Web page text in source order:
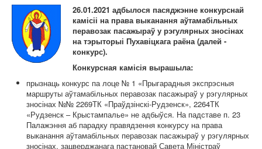
Карта сайта
26.01.2021 адбылося пасяджэнне конкурснай
камісіі на права выканання аўтамабільных
перавозак пасажыраў у рэгулярных зносінах
на тэрыторыі Пухавіцкага раёна(далей -
конкурс).
Конкурсная камісія вырашыла:
прызнаць конкурс па лоце № 1 «Прыгарадныя экспрэсныя
маршруты аўтамабільных перавозак пасажыраў у рэгулярных
зносінах №№ 2269ТК «Праўдзінскі-Рудзенск», 2264ТК
«Рудзенск – Крыстампалье» не адбыўся. На падставе п. 23
Палажэння аб парадку правядзення конкурсу на права
выканання аўтамабільных перавозак пасажыраў у рэгулярных
зносінах, зацверджанага пастановай Савета Міністраў